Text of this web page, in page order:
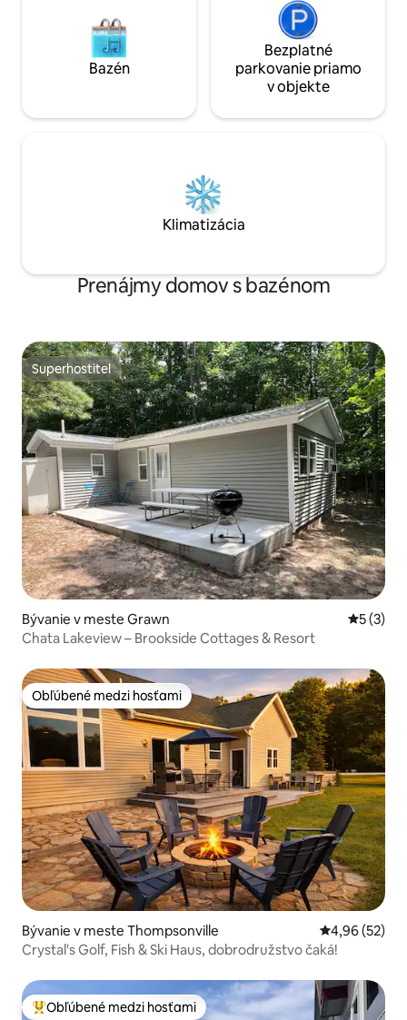
Bazén
Bezplatné
parkovanie priamo
v objekte
Klimatizácia
Prenájmy domov s bazénom
Superhostiteľ
Superhostiteľ
Bývanie v meste Grawn
5 (3)
Chata Lakeview – Brookside Cottages & Resort
Obľúbené medzi hosťami
Obľúbené medzi hosťami
Bývanie v meste Thompsonville Priemerné
4,96 (52)
Crystal's Golf, Fish & Ski Haus, dobrodružstvo čaká!
Najobľúbenejšie medzi hosťami
Obľúbené medzi hosťami